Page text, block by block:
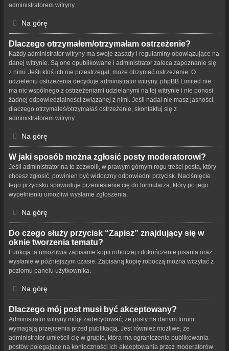
administratorem witryny.
Na górę
Dlaczego otrzymałem/otrzymałam ostrzeżenie?
Każdy administrator witryny ma swoje zasady i regulaminy obowiązujące na
danej witrynie. Są one opublikowane i administrator zaleca zapoznanie się
z nimi. Jeśli ktoś ich nie przestrzegał, może otrzymać ostrzeżenie. O
udzieleniu ostrzeżenia decyduje administrator witryny. phpBB Limited nie
ma nic wspólnego z ostrzeżeniami udzielanymi na tej witrynie i nie ponosi
żadnej odpowiedzialności związanej z nimi. Jeśli nadal nie masz jasności,
dlaczego otrzymałeś/otrzymałaś ostrzeżenie, skontaktuj się z
administratorem witryny.
Na górę
W jaki sposób można zgłosić posty moderatorowi?
Jeśli administrator na to zezwolił, w prawym górnym rogu treści posta, który
chcesz zgłosić, powinien być widoczny odpowiedni przycisk. Naciśnięcie
tego przycisku spowoduje przeniesienie cię do formularza, który po jego
wypełnieniu umożliwi wysłanie zgłoszenia.
Na górę
Do czego służy przycisk “Zapisz” znajdujący się w
oknie tworzenia tematu?
Funkcja ta umożliwia zapisanie kopii roboczej i dokończenie pisania oraz
wysłanie w późniejszym czasie. Zapisaną kopię roboczą można wczytać z
poziomu panelu użytkownika.
Na górę
Dlaczego mój post musi być akceptowany?
Administrator witryny mógł zadecydować, że posty na danym forum
wymagają przejrzenia przed publikacją. Jest również możliwe, że
administrator umieścił cię w grupie, która ma ograniczenia publikowania
postów polegające na konieczności ich akceptowania przez moderatorów